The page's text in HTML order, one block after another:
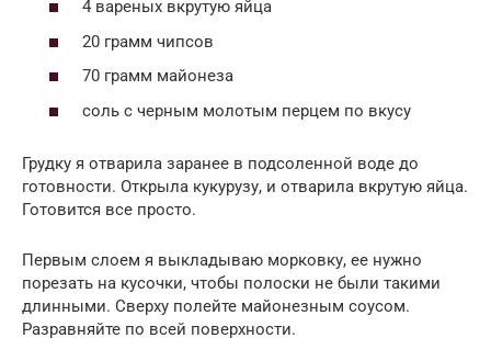
4 вареных вкрутую яйца
20 грамм чипсов
70 грамм майонеза
соль с черным молотым перцем по вкусу
Грудку я отварила заранее в подсоленной воде до
готовности. Открыла кукурузу, и отварила вкрутую яйца.
Готовится все просто.
Первым слоем я выкладываю морковку, ее нужно
порезать на кусочки, чтобы полоски не были такими
длинными. Сверху полейте майонезным соусом.
Разравняйте по всей поверхности.